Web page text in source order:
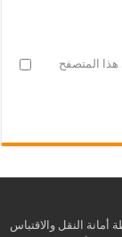
هذا المتصفح
النقل والاقتباس